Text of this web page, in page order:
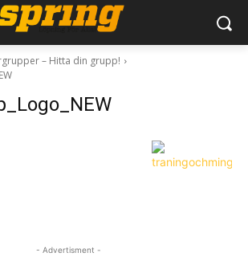
– Hitta din grupp!
- Advertisment -